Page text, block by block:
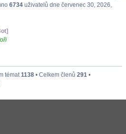
6734 uživatelů dne červenec 30, 2026,
témat1138 • Celkem členů 291 •